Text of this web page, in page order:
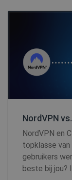
NordVPN
NordVPN en
topklasse
gebruikers
beste bij jou?